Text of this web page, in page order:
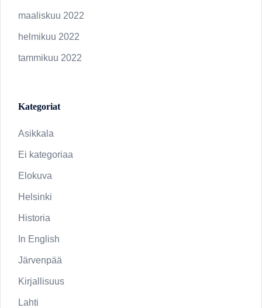
maaliskuu 2022
helmikuu 2022
tammikuu 2022
Kategoriat
Asikkala
Ei kategoriaa
Elokuva
Helsinki
Historia
In English
Järvenpää
Kirjallisuus
Lahti